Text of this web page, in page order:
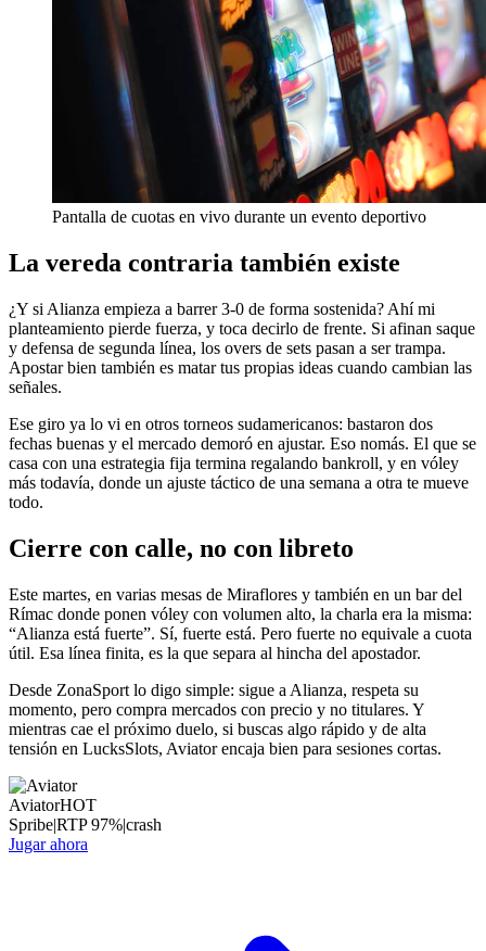
Pantalla de cuotas en vivo durante un evento deportivo
La vereda contraria también existe
¿Y si Alianza empieza a barrer 3-0 de forma sostenida? Ahí mi
planteamiento pierde fuerza, y toca decirlo de frente. Si afinan saque
y defensa de segunda línea, los overs de sets pasan a ser trampa.
Apostar bien también es matar tus propias ideas cuando cambian las
señales.
Ese giro ya lo vi en otros torneos sudamericanos: bastaron dos
fechas buenas y el mercado demoró en ajustar. Eso nomás. El que se
casa con una estrategia fija termina regalando bankroll, y en vóley
más todavía, donde un ajuste táctico de una semana a otra te mueve
todo.
Cierre con calle, no con libreto
Este martes, en varias mesas de Miraflores y también en un bar del
Rímac donde ponen vóley con volumen alto, la charla era la misma:
“Alianza está fuerte”. Sí, fuerte está. Pero fuerte no equivale a cuota
útil. Esa línea finita, es la que separa al hincha del apostador.
Desde ZonaSport lo digo simple: sigue a Alianza, respeta su
momento, pero compra mercados con precio y no titulares. Y
mientras cae el próximo duelo, si buscas algo rápido y de alta
tensión en LucksSlots, Aviator encaja bien para sesiones cortas.
AviatorHOT
Spribe|RTP97%|crash
Jugar ahora